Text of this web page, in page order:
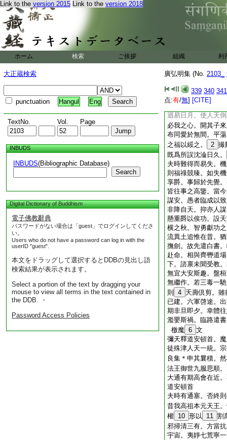
Link to the version 2015 Link to the version 2018
ホーム 検索 ご挨拶 組織 利
大正蔵検索
punctuation Hangul Eng
TextNo. Vol. Page
INBUDS
INBUDS(Bibliographic Database)
Search
Digital Dictionary of Buddhism
電子佛教辭典
パスワードがない場合は「guest」でログインしてくださ
い。
Users who do not have a password can log in with the
userID "guest".
本文をドラッグして選択するとDDBの見出し語
検索結果が表示されます。
Select a portion of the text by dragging your
mouse to view all terms in the text contained in
the DDB. ・
Password Access Policies
廣弘明集 (No. 2103_
339 340 341
点:有/無] [CITE]
月性高良。忠
時之榮祿。但爵命
而喪家。或由貪殘
中 30
蔭於未生。
勤往沒。幕府因機
體眞練俗。承百王
道居彼龍象扣此津
八維。總括群邪羅
百綱於無外。
迴易日月。使人天
必我之心。開其子
布同愛於無間。平
之福以綏之。
2 撮
既爲所誤沈淪日久。
夫時難得而易失。
則福祿競臻。如失
享爵。事歸於先覺
皆往事之高鑒。當
謀安。愚者臨成以
非降自天。抑亦人
懸重爵以俟功。設
横之秋。智勇獻功
流異土追惟在昔。
撫劍。故先遣白書
赴命。相與齊轡道
下。諮禀未聞受教
無宜大安斯趣。盤
無繼作。若三毒一
則
4 夭壽倶剪。雖
已建。六軍啓途。
期非旦即夕。幸體
濫嬰斯禍。臨路遣
檄魔 6 文
彌天釋道安頓首。
徒殊津人天一統。
良集＊申其曩積。
法王御世九服思順
大通有期高會在近
道安頓首
夫時有通塞。否終
昔我高祖本元天王
權 10 形以 11 割
邪掃清三有。方當
宇宙。夷靜七荒寧